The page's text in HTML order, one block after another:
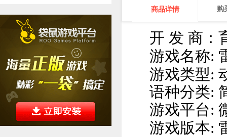
商品详情 购
开 发 商：
游戏名称:
游戏类型:
语种分类:
游戏平台:
游戏版本: